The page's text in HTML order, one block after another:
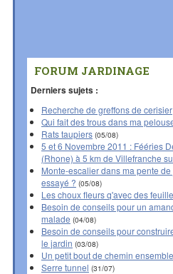
FORUM JARDINAGE
Derniers sujets :
Recherche de greffons de cerisier
Qui fait des trous dans ma
Rats taupiers (05/08)
5 et 6 Novembre 2011 : Fééries
(Rhone) à 5 km de Villefranche
Monte-escalier dans ma pente
essayé ? (05/08)
Les choux fleurs q'avec des
Besoin de conseils pour un
malade (04/08)
Besoin de conseils pour
le jardin (03/08)
Un petit bout de chemin ensemble
Serre tunnel (31/07)